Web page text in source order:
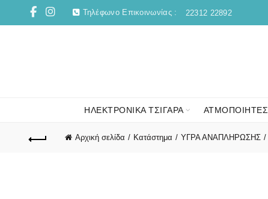
Τηλέφωνο Επικοινωνίας : 22312 22892
ΗΛΕΚΤΡΟΝΙΚΑ ΤΣΙΓΑΡΑ ΑΤΜΟΠΟΙΗΤΕΣ
Αρχική σελίδα Κατάστημα ΥΓΡΑ ΑΝΑΠΛΗΡΩΣΗΣ